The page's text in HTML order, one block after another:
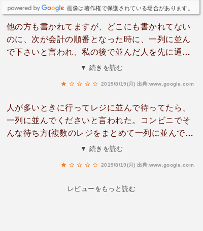
画像は著作権で保護されている場合があります。
他の方も書かれてますが、どこにも書かれてない
のに、次が会計の順番となった時に、一列に並ん
で下さいと言われ、私の後で並んだ人を先に通
す。ルールがあるなら明示し、書いてないならせ
▼ 続きを読む
2019/8/19(月) 出典:www.google.com
人が多いときに行ってレジに並んで待ってたら、
一列に並んでくださいと言われた。コンビニでそ
んな待ち方(複数のレジをまとめて一列に並んで待
つ方法)するのは初めてでしたし、下に矢印等の案
が無駄になりました。そんなに距離がないからす
▼ 続きを読む
2019/8/19(月) 出典:www.google.com
レビューをもっと読む